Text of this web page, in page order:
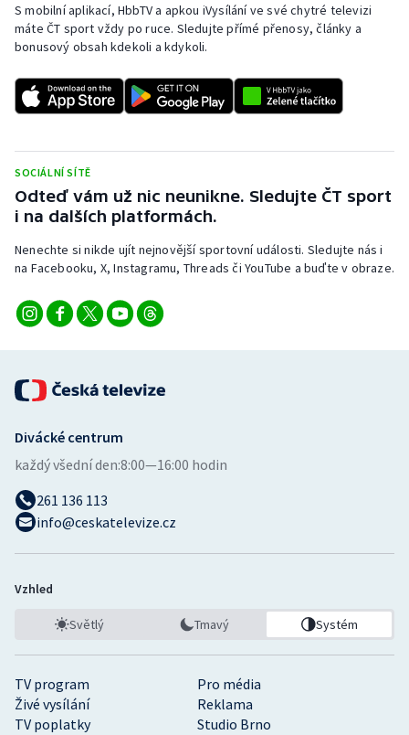
S mobilní aplikací, HbbTV a apkou iVysílání ve své chytré televizi
máte ČT sport vždy po ruce. Sledujte přímé přenosy, články a
bonusový obsah kdekoli a kdykoli.
SOCIÁLNÍ SÍTĚ
Odteď vám už nic neunikne. Sledujte ČT sport
i na dalších platformách.
Nenechte si nikde ujít nejnovější sportovní události. Sledujte nás i
na Facebooku, X, Instagramu, Threads či YouTube a buďte v obraze.
TV program
Pro média
Živé vysílání
Reklama
TV poplatky
Studio Brno
Divácké centrum
každý všední den:8:00—16:00 hodin
261 136 113
info@ceskatelevize.cz
Vzhled
Světlý Tmavý Systém